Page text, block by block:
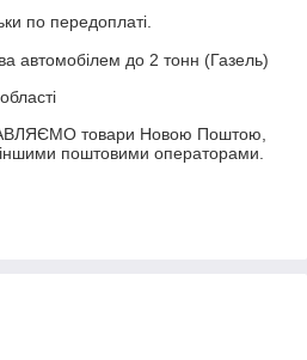
по передоплаті.
автомобілем до 2 тонн (Газель)
товари Новою Поштою,
поштовими операторами.